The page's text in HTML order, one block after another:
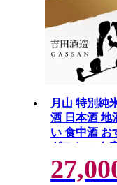
月山 特別純
酒 日本酒 地
い 食中酒 お
ギフト ご自
【27-YF-49